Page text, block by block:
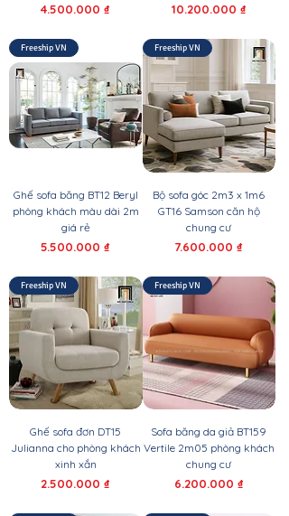
Giá
4.500.000 ₫ Giá
10.200.000 ₫
Freeship VN
Ghế sofa băng BT12 Beryl
phòng khách màu dài 2m
giá rẻ
Giá
5.500.000 ₫
Freeship VN
Bộ sofa góc 2m3 x 1m6
GT16 Samson căn hộ
chung cư
Giá
7.600.000 ₫
Freeship VN
Ghế sofa đơn DT15
Julianna cho phòng khách
xinh xắn
Giá
2.500.000 ₫
Freeship VN
Sofa băng da giả BT159
Vertile 2m05 phòng khách
chung cư
Giá
6.200.000 ₫